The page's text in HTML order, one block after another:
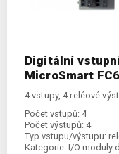
Digitální
MicroSmart
4 vstupy, 4 reléové
Počet vstupů: 4
Počet výstupů: 4
Typ vstupu/výstupu:
Kategorie: I/O moduly